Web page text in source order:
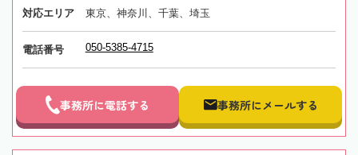
対応エリア 東京、神奈川、千葉、埼玉
電話番号 050-5385-4715
事務所に電話する 事務所にメールする